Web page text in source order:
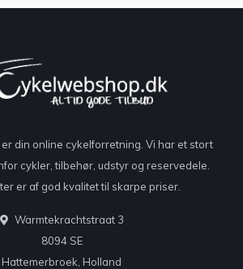
din online cykelforretning. Vi har et stort
cykler, tilbehør, udstyr og reservedele.
er af god kvalitet til skarpe priser.
Warmtekrachtstraat 3
8094 SE
Hattemerbroek, Holland